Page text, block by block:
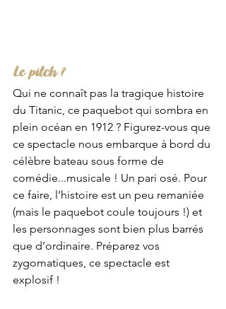
Le pitch ?
Qui ne connaît pas la tragique histoire
du Titanic, ce paquebot qui sombra en
plein océan en 1912 ? Figurez-vous que
ce spectacle nous embarque à bord du
célèbre bateau sous forme de
comédie...musicale ! Un pari osé. Pour
ce faire, l’histoire est un peu remaniée
(mais le paquebot coule toujours !) et
les personnages sont bien plus barrés
que d’ordinaire. Préparez vos
zygomatiques, ce spectacle est
explosif !